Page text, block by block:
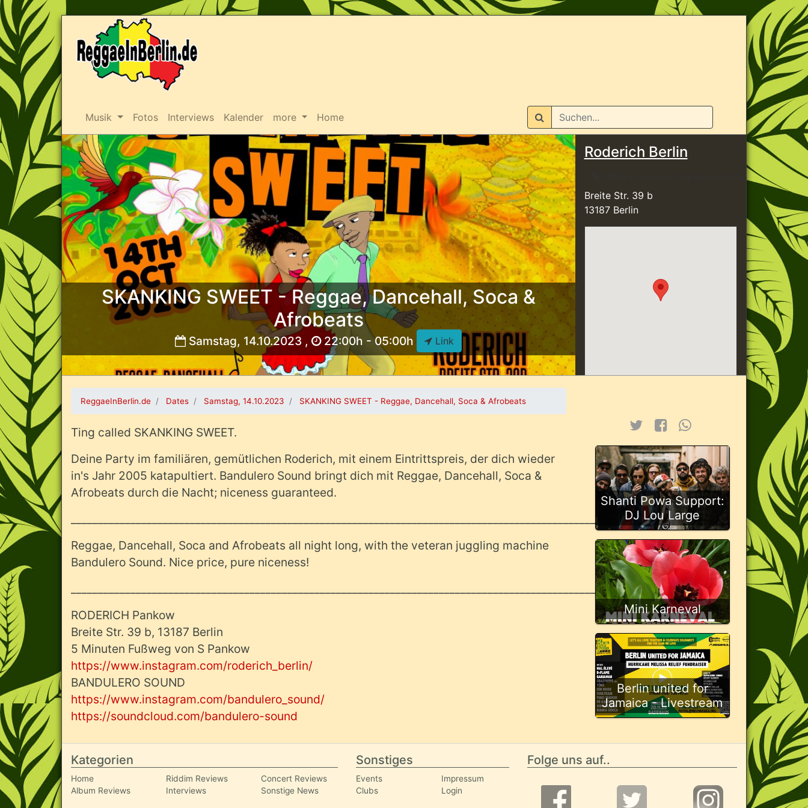
Musik Fotos Interviews Kalender more Home
Suchen
SKANKING SWEET - Reggae, Dancehall, Soca &
Afrobeats
Samstag, 14.10.2023 , 22:00h - 05:00h Link
Bild:
Roderich Berlin
https://www.instagram.com/roderich_berlin/
Breite Str. 39 b
13187 Berlin
ReggaeInBerlin.de Dates Samstag, 14.10.2023 SKANKING SWEET - Reggae, Dancehall, Soca & Afrobeats
Ting called SKANKING SWEET.
Deine Party im familiären, gemütlichen Roderich, mit einem Eintrittspreis, der dich wieder
in's Jahr 2005 katapultiert. Bandulero Sound bringt dich mit Reggae, Dancehall, Soca &
Afrobeats durch die Nacht; niceness guaranteed.
____________________________________________________________________________________________________
Reggae, Dancehall, Soca and Afrobeats all night long, with the veteran juggling machine
Bandulero Sound. Nice price, pure niceness!
____________________________________________________________________________________________________
RODERICH Pankow
Breite Str. 39 b, 13187 Berlin
5 Minuten Fußweg von S Pankow
https://www.instagram.com/roderich_berlin/
BANDULERO SOUND
https://www.instagram.com/bandulero_sound/
https://soundcloud.com/bandulero-sound
Shanti Powa Support:
DJ Lou Large
Mini Karneval
Berlin united for
Jamaica - Livestream
Kategorien
Home
Album Reviews
Riddim Reviews
Interviews
Concert Reviews
Sonstige News
Sonstiges
Events
Clubs
Impressum
Login
Folge uns auf..